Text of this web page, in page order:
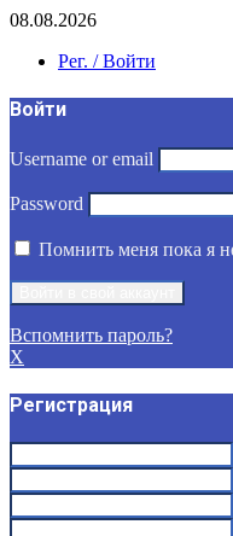
08.08.2026
Рег. / Войти
Войти
Username or email
Password
Помнить меня пока я
Вспомнить пароль?
X
Регистрация